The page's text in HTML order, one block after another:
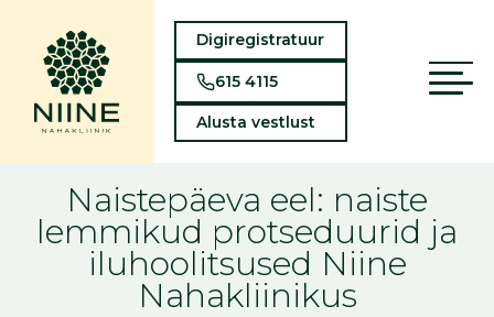
Digiregistratuur
615 4115
Alusta vestlust
Naistepäeva eel: naiste
lemmikud protseduurid ja
iluhoolitsused Niine
Nahakliinikus